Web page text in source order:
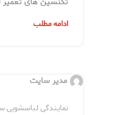
ادامه مطلب
مدیر سایت
نمایندگی